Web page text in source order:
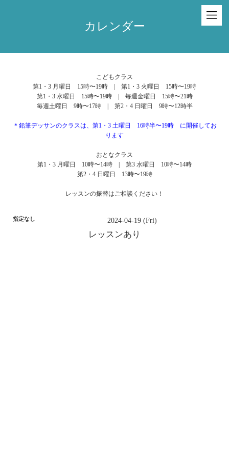
カレンダー
こどもクラス
第1・3 月曜日 15時〜19時 | 第1・3 火曜日 15時〜19時
第1・3 水曜日 15時〜19時 | 毎週金曜日 15時〜21時
毎週土曜日 9時〜17時 | 第2・4 日曜日 9時〜12時半
＊鉛筆デッサンのクラスは、第1・3 土曜日 16時半〜19時 に開催してお
ります
おとなクラス
第1・3 月曜日 10時〜14時 | 第3 水曜日 10時〜14時
第2・4 日曜日 13時〜19時
レッスンの振替はご相談ください！
指定なし 2024-04-19 (Fri)
レッスンあり